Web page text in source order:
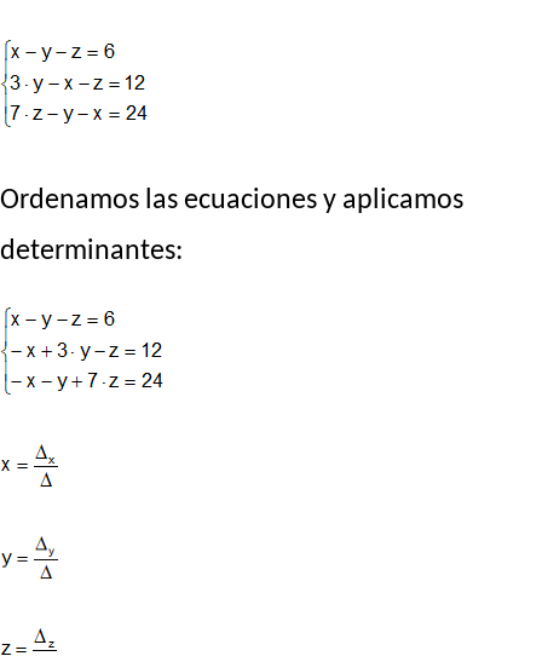
Ordenamos las ecuaciones y aplicamos
determinantes: